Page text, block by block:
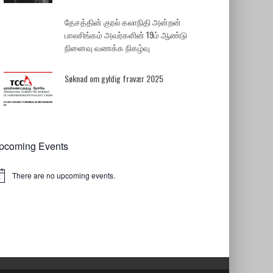
தேசத்தின் குரல் கலாநிதி அன்றன்
பாலசிங்கம் அவர்களின் 19ம் ஆண்டு
நினைவு வணக்க நிகழ்வு
Søknad om gyldig fravær 2025
Events
There are no upcoming events.